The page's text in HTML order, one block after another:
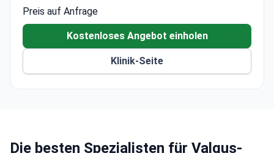
_doctor_278_years_ Erfahrung, bringt seine
Expertise in die spinalen und neurologischen Aspekte
komplexer Deformitäten ein. Das Krankenhaus bietet
personalisierte Behandlungspläne für internationale
Patienten, einschließlich maßgeschneiderter
Preis auf Anfrage
Kostenloses Angebot einholen
Klinik-Seite
Die besten Spezialisten für Valgus-